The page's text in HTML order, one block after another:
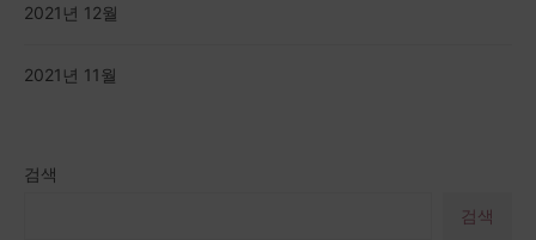
검색
검색
2021년 12월
2021년 11월